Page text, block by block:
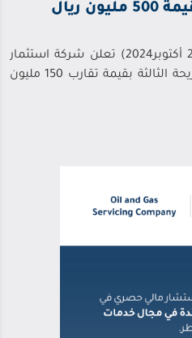
عقب إصدارها الأولي بقيمة 500 مليون ريال
إعادة نشر من بورصة قطر (25 أكتوبر2024) تعلن شركة استثمار
القابضة ش.م.ع.ق إصدار الشريحة الثالثة بقيمة تقارب 150 مليون